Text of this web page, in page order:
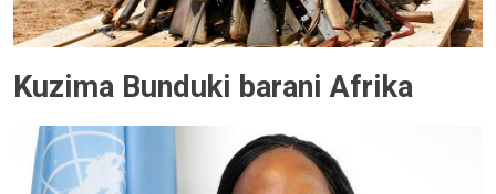
Kuzima Bunduki barani Afrika